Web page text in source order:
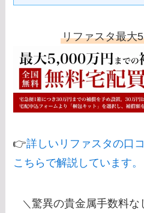
リファスタ最大
👉詳しいリファスタの口
こちらで解説しています。
＼ 驚異の貴金属手数料な